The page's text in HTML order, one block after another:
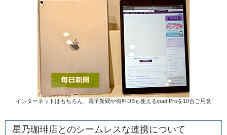
インターネットはもちろん、電子新聞や有料DBも使えるipad Proを10台ご用意
星乃珈琲店とのシームレスな連携について